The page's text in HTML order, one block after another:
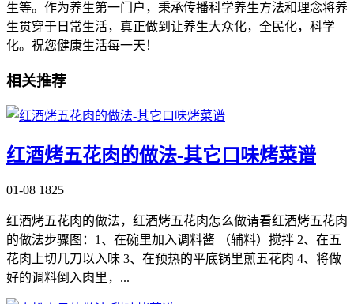
生等。作为养生第一门户，秉承传播科学养生方法和理念将养
生贯穿于日常生活，真正做到让养生大众化，全民化，科学
化。祝您健康生活每一天！
相关推荐
红酒烤五花肉的做法-其它口味烤菜谱
01-08 1825
红酒烤五花肉的做法，红酒烤五花肉怎么做请看红酒烤五花肉
的做法步骤图：1、在碗里加入调料酱 （辅料）搅拌 2、在五
花肉上切几刀以入味 3、在预热的平底锅里煎五花肉 4、将做
好的调料倒入肉里，...